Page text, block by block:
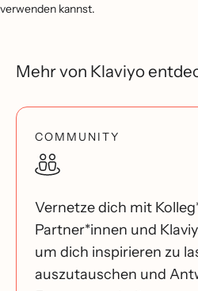
verwenden kannst.
Mehr von Klaviyo
COMMUNITY
Vernetze dich mit
Partner*innen und
um dich inspirieren zu
auszutauschen und